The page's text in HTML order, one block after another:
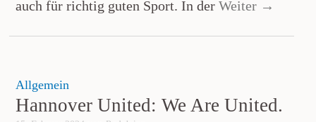
auch für richtig guten Sport. In derWeiter →
Allgemein
Hannover United: We Are United.